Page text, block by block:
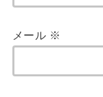
メール ※